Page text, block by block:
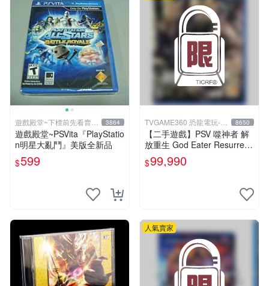
遊戲殿堂~下標前先看賣場
關於我
3864
遊戲殿堂~PSVita『PlayStatio
n明星大亂鬥』美版全新品
$599
TVGAME360 恐龍電玩-台
中店
8650
【二手遊戲】PSV 噬神者 解
放重生 God Eater Resurrecti
on 日文版【台中恐龍電玩】
$99,990
人氣賣家